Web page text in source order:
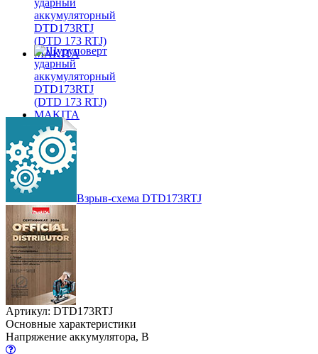
Взрыв-схема DTD173RTJ
Артикул: DTD173RTJ
Основные характеристики
Напряжение аккумулятора, В